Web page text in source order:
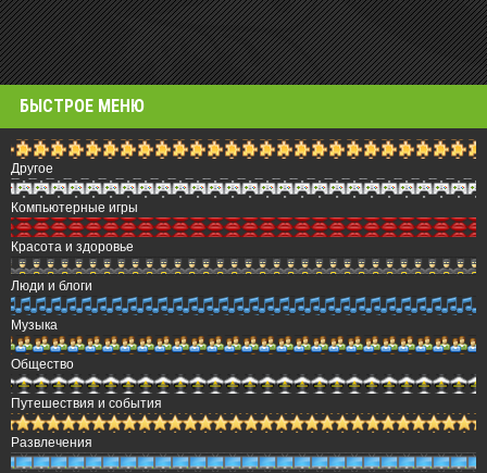
БЫСТРОЕ МЕНЮ
Другое
Компьютерные игры
Красота и здоровье
Люди и блоги
Музыка
Общество
Путешествия и события
Развлечения